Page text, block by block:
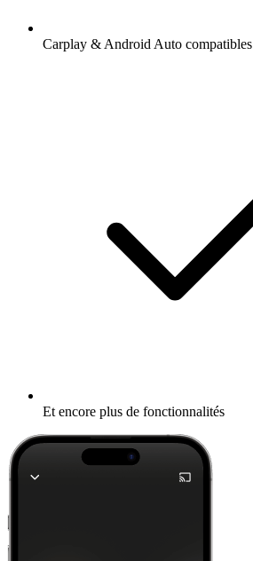
Carplay & Android Auto compatibles
Et encore plus de fonctionnalités